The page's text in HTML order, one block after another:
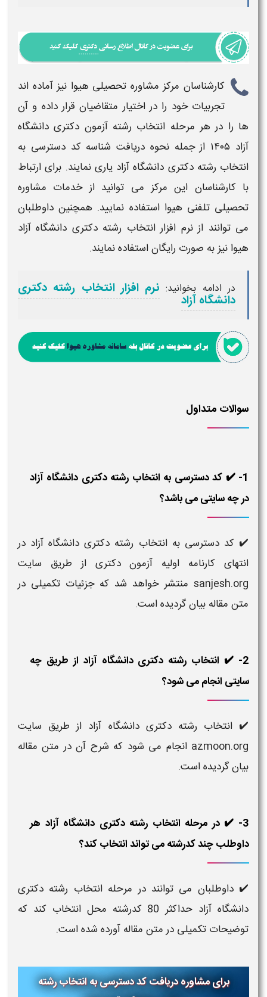
کارشناسان مرکز مشاوره تحصیلی هیوا نیز آماده اند
تجربیات خود را در اختیار متقاضیان قرار داده و آن
ها را در هر مرحله انتخاب رشته آزمون دکتری دانشگاه
آزاد ۱۴۰۵
از جمله نحوه دریافت شناسه کد دسترسی به
انتخاب رشته دکتری دانشگاه آزاد یاری نمایند. برای ارتباط
با کارشناسان این مرکز می توانید از خدمات مشاوره
تحصیلی تلفنی هیوا استفاده نمایید. همچنین داوطلبان
می توانند از نرم افزارانتخاب رشته دکتری دانشگاه آزاد
هیوا نیز به صورت رایگان استفاده نمایند.
در ادامه بخوانید: نرم افزار انتخاب رشته دکتری
دانشگاه آزاد
سوالات متداول
1- ✔️ کد دسترسی به انتخاب رشته دکتری دانشگاه آزاد
در چه سایتی می باشد؟
✔️ کد دسترسی به انتخاب رشته دکتری دانشگاه آزاد در
انتهای کارنامه اولیه آزمون دکتری از طریق سایت
sanjesh.org منتشر خواهد شد که جزئیات تکمیلی در
متن مقاله بیان گردیده است.
2- ✔️ انتخاب رشته دکتری دانشگاه آزاد از طریق چه
سایتی انجام می شود؟
✔️ انتخاب رشته دکتری دانشگاه آزاد از طریق سایت
azmoon.org انجام می شود که شرح آن در متن مقاله
بیان گردیده است.
3- ✔️ در مرحله انتخاب رشته دکتری دانشگاه آزاد هر
داوطلب چند کدرشته می تواند انتخاب کند؟
✔️داوطلبان می توانند در مرحله انتخاب رشته دکتری
دانشگاه آزاد حداکثر 80 کدرشته محل انتخاب کند که
توضیحات تکمیلی در متن مقاله آورده شده است.
برای مشاوره دریافت کد دسترسی به انتخاب رشته